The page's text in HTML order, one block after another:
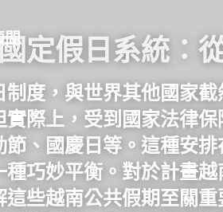
問 定假日系統：
度，與世界其他國家
際上，受到國家法律
、國慶日等。這種安
巧妙平衡。對於計畫
些越南公共假期至關